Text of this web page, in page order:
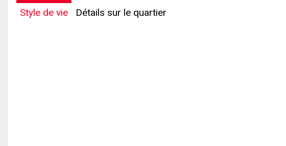
Style de vie Détails sur le quartier